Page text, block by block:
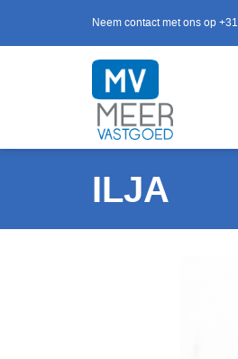
Neem contact met ons op
ILJA